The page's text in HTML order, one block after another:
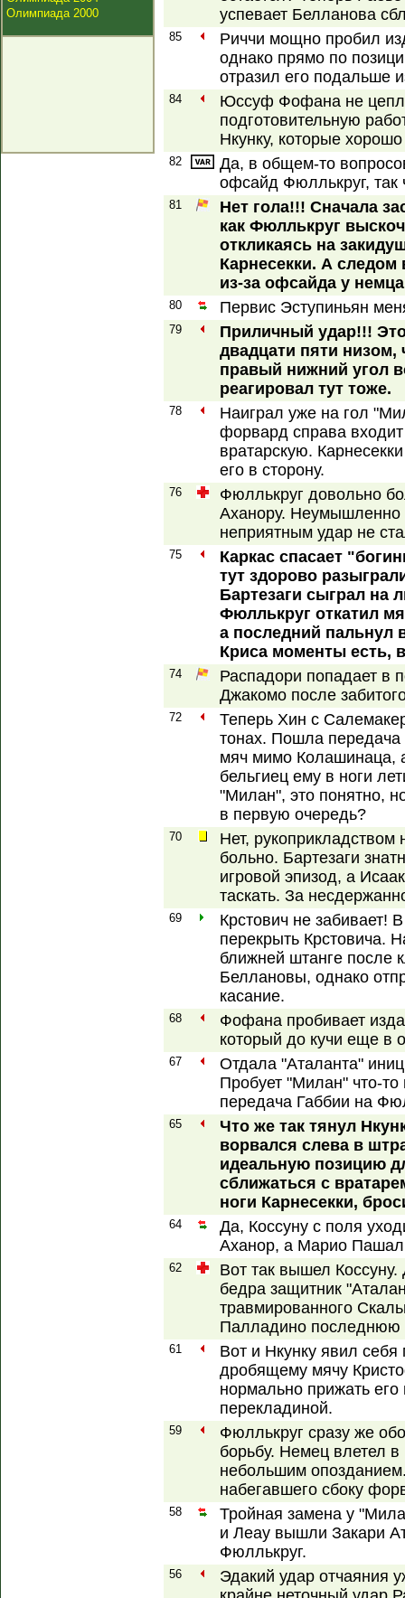
Олимпиада 2000
успевает Белланова
85
Риччи мощно пробил
однако прямо по
отразил его подальше
84
Юссуф Фофана не
подготовительную
Нкунку, которые
82
Да, в общем-то
офсайд Фюллькруг, так
81
Нет гола!!! Сначала
как Фюллькруг
откликаясь на
Карнесекки. А
из-за офсайда у
80 Первис Эступиньян
79
Приличный удар!!!
двадцати пяти
правый нижний угол
реагировал тут тоже.
78
Наиграл уже на гол
форвард справа
вратарскую.
его в сторону.
76
Фюллькруг довольно
Аханору. Неумышленно
неприятным удар не
75
Каркас спасает
тут здорово
Бартезаги сыграл на
Фюллькруг откатил
а последний пальнул
Криса моменты есть,
74
Распадори попадает в
Джакомо после
72
Теперь Хин с
тонах. Пошла передача
мяч мимо Колашинаца,
бельгиец ему в ноги
"Милан", это понятно,
в первую очередь?
70
Нет, рукоприкладством
больно. Бартезаги
игровой эпизод, а
таскать. За
69
Крстович не забивает!
перекрыть Крстовича.
ближней штанге после
Беллановы, однако
касание.
68
Фофана пробивает
который до кучи еще в
67
Отдала "Аталанта"
Пробует "Милан" что-то
передача Габбии на
65
Что же так тянул
ворвался слева в
идеальную позицию
сближаться с
ноги Карнесекки,
64
Да, Коссуну с поля
Аханор, а Марио
62
Вот так вышел
бедра защитник
травмированного
Палладино последнюю
61
Вот и Нкунку явил
дробящему мячу
нормально прижать
перекладиной.
59
Фюллькруг сразу же
борьбу. Немец влетел
небольшим
набегавшего сбоку
58
Тройная замена у
и Леау вышли Закари
Фюллькруг.
56
Эдакий удар отчаяния